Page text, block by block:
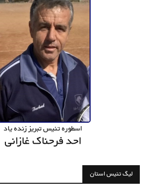
اسطوره تنیس تبریز زنده یاد
احد فرحناک غازانی
لیگ تنیس استان